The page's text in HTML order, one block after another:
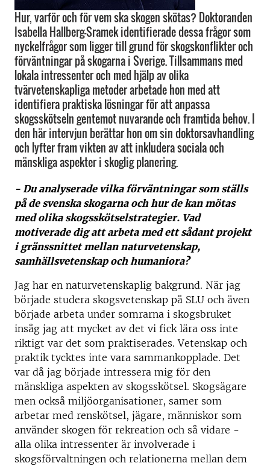
Hur, varför och för vem ska skogen skötas? Doktoranden
Isabella Hallberg-Sramek identifierade dessa frågor som
nyckelfrågor som ligger till grund för skogskonflikter och
förväntningar på skogarna i Sverige. Tillsammans med
lokala intressenter och med hjälp av olika
tvärvetenskapliga metoder arbetade hon med att
identifiera praktiska lösningar för att anpassa
skogsskötseln gentemot nuvarande och framtida behov. I
den här intervjun berättar hon om sin doktorsavhandling
och lyfter fram vikten av att inkludera sociala och
mänskliga aspekter i skoglig planering.
- Du analyserade vilka förväntningar som ställs
på de svenska skogarna och hur de kan mötas
med olika skogsskötselstrategier. Vad
motiverade dig att arbeta med ett sådant projekt
i gränssnittet mellan naturvetenskap,
samhällsvetenskap och humaniora?
Jag har en naturvetenskaplig bakgrund. När jag
började studera skogsvetenskap på SLU och även
började arbeta under somrarna i skogsbruket
insåg jag att mycket av det vi fick lära oss inte
riktigt var det som praktiserades. Vetenskap och
praktik tycktes inte vara sammankopplade. Det
var då jag började intressera mig för den
mänskliga aspekten av skogsskötsel. Skogsägare
men också miljöorganisationer, samer som
arbetar med renskötsel, jägare, människor som
använder skogen för rekreation och så vidare -
alla olika intressenter är involverade i
skogsförvaltningen och relationerna mellan dem